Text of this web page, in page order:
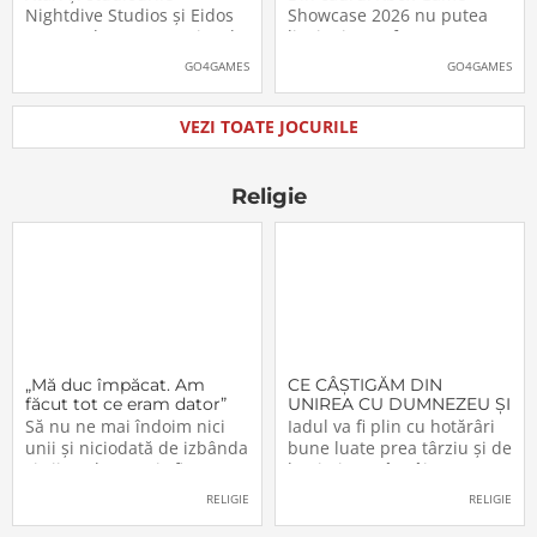
pe platformele moderne
Nightdive Studios și Eidos
Montreal au anunțat jocul
Thief: The Dark Project
PlayStation 5, PlayStation 4,
Xbox Series X|S, Nintendo
Switch 2, Nintendo Switch
GO4GAMES
putea juca
Showcase 2026 nu putea
lipsi Minecraft Dungeons II,
care, pe lângă un nou
oficială de lansare. Astfel,
pasionații se vor putea
aventura în Minecraft
Video: Minecraft
GO4GAMES
VEZI TOATE JOCURILE
Religie
„Mă duc împăcat. Am
făcut tot ce eram dator”
Să nu ne mai îndoim nici
unii şi niciodată de izbânda
şi viitorul acestei sfinte
RELIGIE
CE CÂŞTIGĂM DIN
UNIREA CU DUMNEZEU ŞI
CU FRAŢII (VI)
Iadul va fi plin cu hotărâri
bune luate prea târziu şi de
lacrimi nemângâiate
vărsate prea târziu. Lumea
RELIGIE